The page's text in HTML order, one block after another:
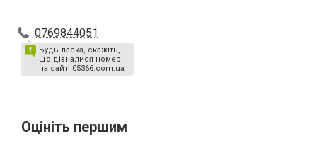
0769844051
Будь ласка, скажіть,
що дізналися номер
на сайті 05366.com.ua
Оцініть першим